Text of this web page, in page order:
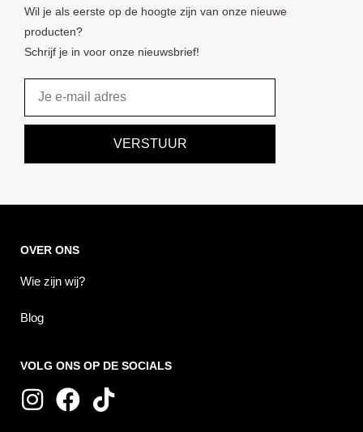
Wil je als eerste op de hoogte zijn van onze nieuwe
producten?
Schrijf je in voor onze nieuwsbrief!
VERSTUUR
OVER ONS
Wie zijn wij?
Blog
VOLG ONS OP DE SOCIALS
I
F
T